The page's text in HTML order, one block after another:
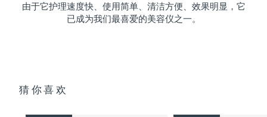
由于它护理速度快、使用简单、清洁方便、效果明显，它
已成为我们最喜爱的美容仪之一。
猜你喜欢